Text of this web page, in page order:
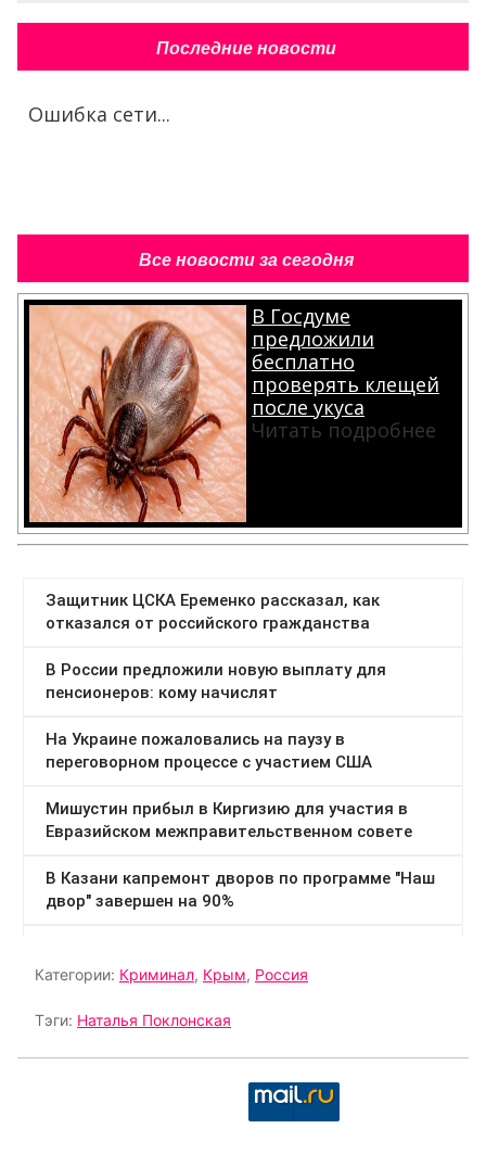
Последние новости
Ошибка сети...
Все новости за сегодня
В Госдуме
предложили
бесплатно
проверять клещей
после укуса
Читать подробнее
Категории: Криминал, Крым, Россия
Тэги: Наталья Поклонская